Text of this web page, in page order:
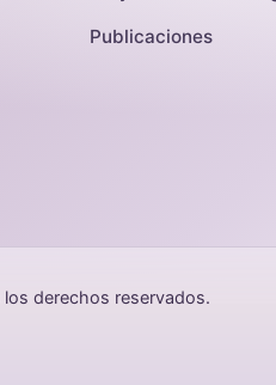
Publicaciones
derechos reservados.